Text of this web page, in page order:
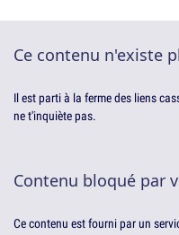
Ce contenu n'existe
Il est parti à la ferme des liens
ne t'inquiète pas.
Contenu bloqué par
Ce contenu est fourni par un